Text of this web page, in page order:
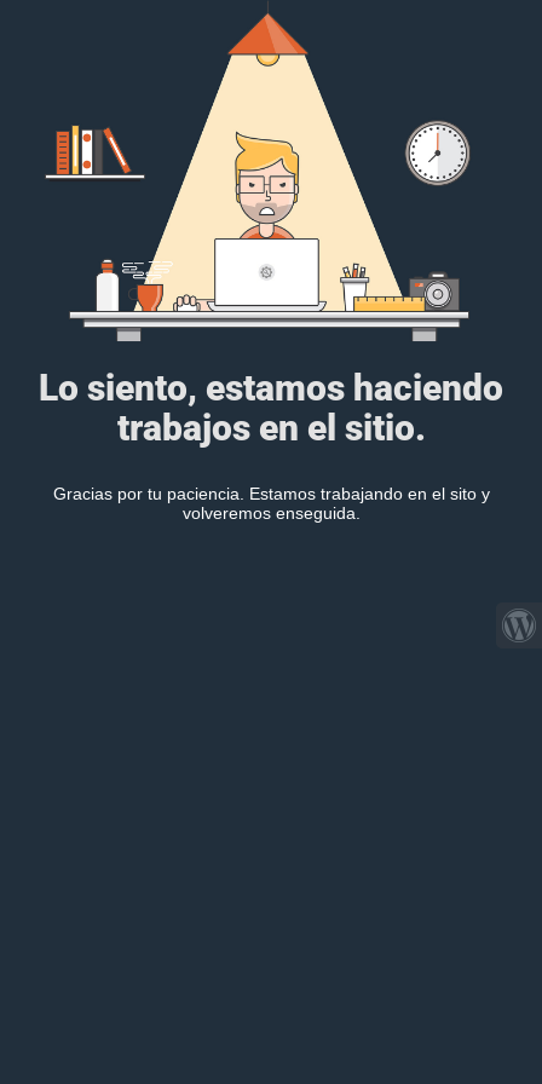
Lo siento, estamos haciendo
trabajos en el sitio.
Gracias por tu paciencia. Estamos trabajando en el sito y
volveremos enseguida.